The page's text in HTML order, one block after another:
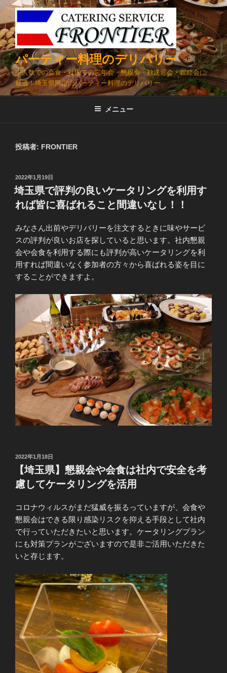
コ
テ
ン
ツ
へ
ス
キ
パーティー料理のデリバリー
少人数での会食・社内での忘年会・懇親会・歓送迎会・親睦会に
最適！埼玉県限定のパーティー料理のデリバリー
メニュー
投稿者: FRONTIER
投
稿
日:
2022年1月19日
埼玉県で評判の良いケータリングを利用す
れば皆に喜ばれること間違いなし！！
みなさん出前やデリバリーを注文するときに味やサービ
スの評判が良いお店を探していると思います。社内懇親
会や会食を利用する際にも評判が高いケータリングを利
用すれば間違いなく参加者の方々から喜ばれる姿を目に
することができますよ。
投
日:
2022年1月18日
【埼玉県】懇親会や会食は社内で安全を考
慮してケータリングを活用
コロナウィルスがまだ猛威を振るっていますが、会食や
懇親会はできる限り感染リスクを抑える手段として社内
で行っていただきたいと思います。ケータリングプラン
にも対策プランがございますので是非ご活用いただきた
いと存じます。